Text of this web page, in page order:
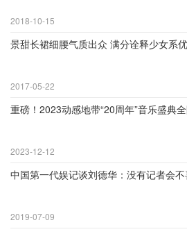
2018-10-15
景甜长裙细腰气质出众 满分诠释少女系
2017-05-22
重磅！2023动感地带“20周年”音乐盛典
2023-12-12
中国第一代娱记谈刘德华：没有记者会
2019-07-09